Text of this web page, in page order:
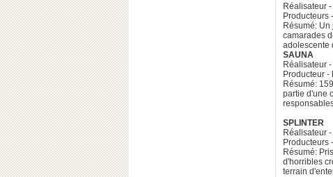
Réalisateur
Producteurs
Résumé:
camarades
adolescente
SAUNA
Réalisateur
Producteur -
Résumé:
partie d'une
SPLINTER
Réalisateur
Producteurs
Résumé:
d'horribles
terrain